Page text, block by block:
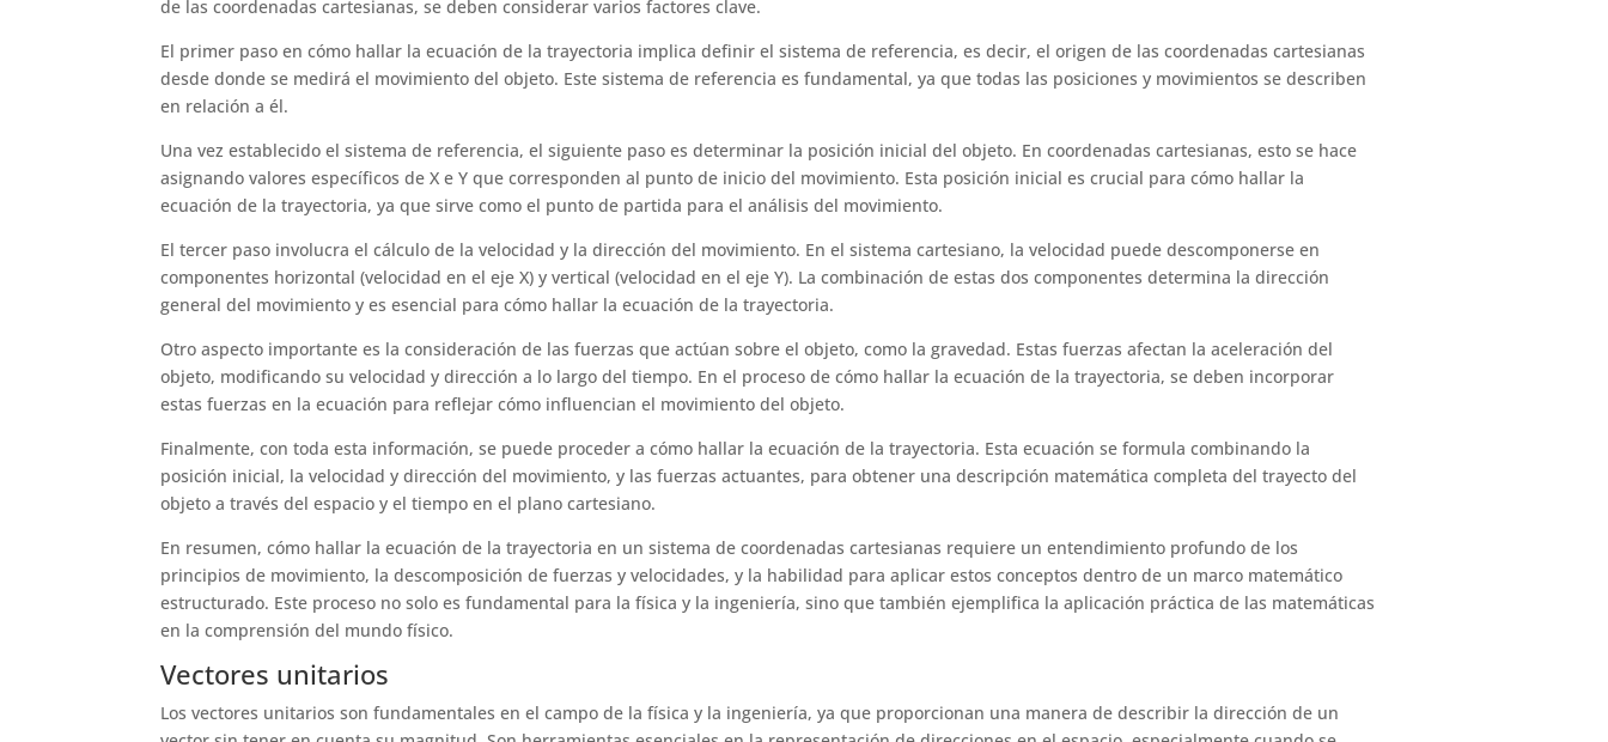
de las coordenadas cartesianas, se deben considerar varios factores clave.
El primer paso en cómo hallar la ecuación de la trayectoria implica definir el sistema de referencia, es decir, el origen de las coordenadas cartesianas
desde donde se medirá el movimiento del objeto. Este sistema de referencia es fundamental, ya que todas las posiciones y movimientos se describen
en relación a él.
Una vez establecido el sistema de referencia, el siguiente paso es determinar la posición inicial del objeto. En coordenadas cartesianas, esto se hace
asignando valores específicos de X e Y que corresponden al punto de inicio del movimiento. Esta posición inicial es crucial para cómo hallar la
ecuación de la trayectoria, ya que sirve como el punto de partida para el análisis del movimiento.
El tercer paso involucra el cálculo de la velocidad y la dirección del movimiento. En el sistema cartesiano, la velocidad puede descomponerse en
componentes horizontal (velocidad en el eje X) y vertical (velocidad en el eje Y). La combinación de estas dos componentes determina la dirección
general del movimiento y es esencial para cómo hallar la ecuación de la trayectoria.
Otro aspecto importante es la consideración de las fuerzas que actúan sobre el objeto, como la gravedad. Estas fuerzas afectan la aceleración del
objeto, modificando su velocidad y dirección a lo largo del tiempo. En el proceso de cómo hallar la ecuación de la trayectoria, se deben incorporar
estas fuerzas en la ecuación para reflejar cómo influencian el movimiento del objeto.
Finalmente, con toda esta información, se puede proceder a cómo hallar la ecuación de la trayectoria. Esta ecuación se formula combinando la
posición inicial, la velocidad y dirección del movimiento, y las fuerzas actuantes, para obtener una descripción matemática completa del trayecto del
objeto a través del espacio y el tiempo en el plano cartesiano.
En resumen, cómo hallar la ecuación de la trayectoria en un sistema de coordenadas cartesianas requiere un entendimiento profundo de los
principios de movimiento, la descomposición de fuerzas y velocidades, y la habilidad para aplicar estos conceptos dentro de un marco matemático
estructurado. Este proceso no solo es fundamental para la física y la ingeniería, sino que también ejemplifica la aplicación práctica de las matemáticas
en la comprensión del mundo físico.
Vectores unitarios
Los vectores unitarios son fundamentales en el campo de la física y la ingeniería, ya que proporcionan una manera de describir la dirección de un